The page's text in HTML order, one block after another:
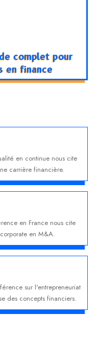
complet pour
en finance
en continue nous cite
carrière financière.
en France nous cite
en M&A.
sur l'entrepreneuriat
des concepts financiers.